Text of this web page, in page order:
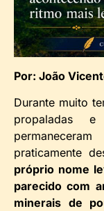
Por: João
Durante muito
propaladas
praticamente
próprio nome
parecido com
minerais de